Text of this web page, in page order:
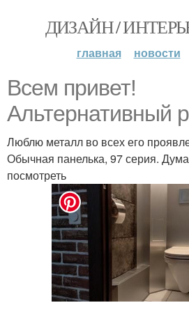
ДИЗАЙН /
главная новости
Всем привет!
Альтернативный
Люблю металл во всех его
Обычная панелька, 97 серия.
посмотреть